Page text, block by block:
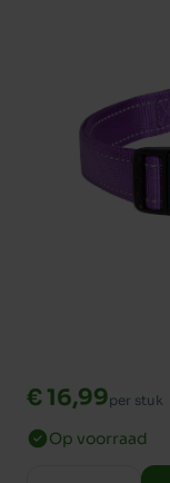
€ 16,99per stuk
Op voorraad